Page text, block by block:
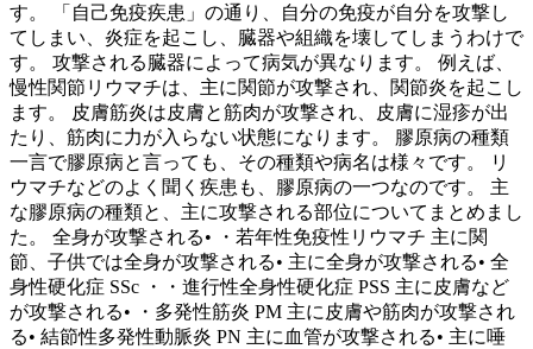
す。 「自己免疫疾患」の通り、自分の免疫が自分を攻撃し
てしまい、炎症を起こし、臓器や組織を壊してしまうわけで
す。 攻撃される臓器によって病気が異なります。 例えば、
慢性関節リウマチは、主に関節が攻撃され、関節炎を起こし
ます。 皮膚筋炎は皮膚と筋肉が攻撃され、皮膚に湿疹が出
たり、筋肉に力が入らない状態になります。 膠原病の種類
一言で膠原病と言っても、その種類や病名は様々です。 リ
ウマチなどのよく聞く疾患も、膠原病の一つなのです。 主
な膠原病の種類と、主に攻撃される部位についてまとめまし
た。 全身が攻撃される• ・若年性免疫性リウマチ 主に関
節、子供では全身が攻撃される• 主に全身が攻撃される• 全
身性硬化症 SSc ・・進行性全身性硬化症 PSS 主に皮膚など
が攻撃される• ・多発性筋炎 PM 主に皮膚や筋肉が攻撃され
る• 結節性多発性動脈炎 PN 主に血管が攻撃される• 主に唾